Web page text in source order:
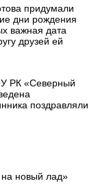
придумали
дни рождения
важная дата
друзей ей
РК «Северный
поздравляли
на новый лад»